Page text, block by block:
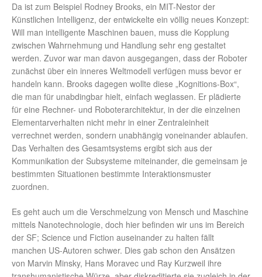
Da ist zum Beispiel Rodney Brooks, ein MIT-Nestor der
Künstlichen Intelligenz, der entwickelte ein völlig neues Konzept:
Will man intelligente Maschinen bauen, muss die Kopplung
zwischen Wahrnehmung und Handlung sehr eng gestaltet
werden. Zuvor war man davon ausgegangen, dass der Roboter
zunächst über ein inneres Weltmodell verfügen muss bevor er
handeln kann. Brooks dagegen wollte diese „Kognitions-Box“,
die man für unabdingbar hielt, einfach weglassen. Er plädierte
für eine Rechner- und Roboterarchitektur, in der die einzelnen
Elementarverhalten nicht mehr in einer Zentraleinheit
verrechnet werden, sondern unabhängig voneinander ablaufen.
Das Verhalten des Gesamtsystems ergibt sich aus der
Kommunikation der Subsysteme miteinander, die gemeinsam je
bestimmten Situationen bestimmte Interaktionsmuster
zuordnen.
Es geht auch um die Verschmelzung von Mensch und Maschine
mittels Nanotechnologie, doch hier befinden wir uns im Bereich
der SF; Science und Fiction auseinander zu halten fällt
manchen US-Autoren schwer. Dies gab schon den Ansätzen
von Marvin Minsky, Hans Moravec und Ray Kurzweil ihre